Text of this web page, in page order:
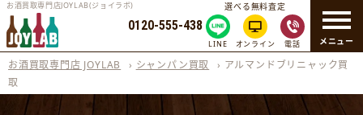
メニュー
お酒買取専門店JOYLAB(ジョイラボ)
0120-555-438
選べる無料査定
LINE オンライン 電話
お酒買取専門店 JOYLAB › シャンパン買取 › アルマンドブリニャック買
取